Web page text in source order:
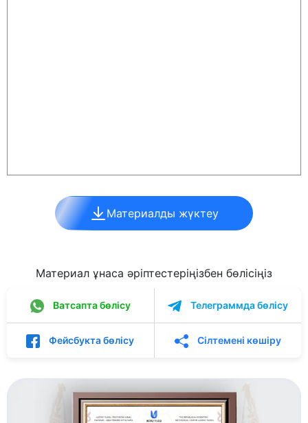
Материалды жүктеу
Материал ұнаса әріптестеріңізбен бөлісіңіз
Ватсапта бөлісу Телеграммда бөлісу
Фейсбукта бөлісу Сілтемені көшіру